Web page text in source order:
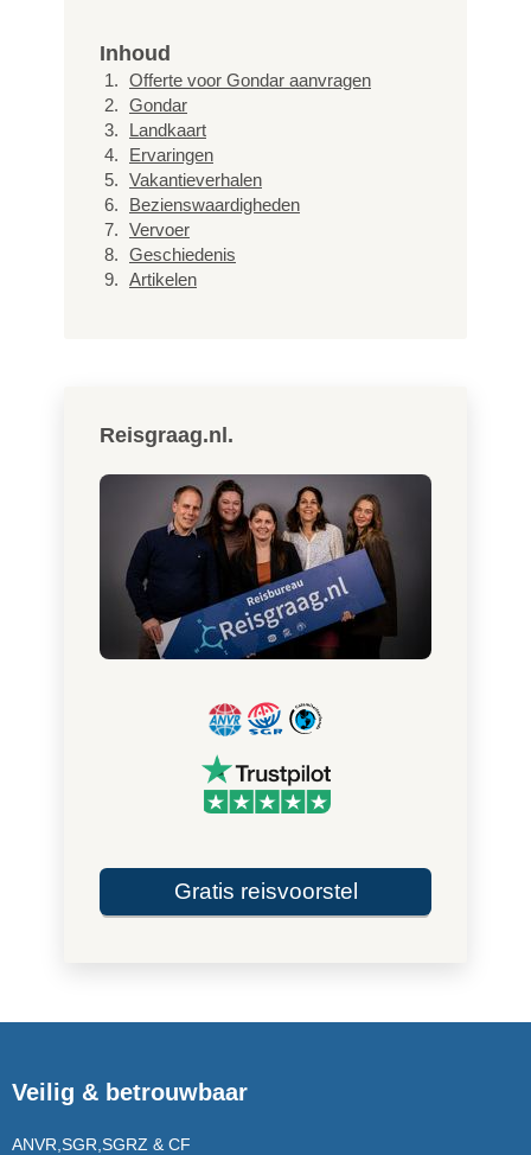
Inhoud
Offerte voor Gondar aanvragen
Gondar
Landkaart
Ervaringen
Vakantieverhalen
Bezienswaardigheden
Vervoer
Geschiedenis
Artikelen
Reisgraag.nl.
Gratis reisvoorstel
Veilig & betrouwbaar
ANVR,SGR,SGRZ & CF